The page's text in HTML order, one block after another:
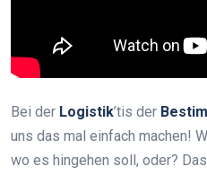
Bei der Logistik’tis der
uns das mal einfach machen!
wo es hingehen soll, oder?